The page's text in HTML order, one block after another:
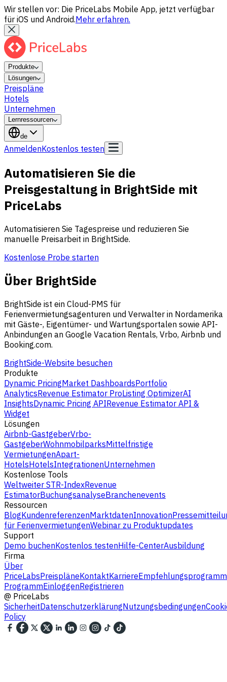
Wir stellen vor: Die PriceLabs Mobile App, jetzt verfügbar
für iOS und Android.Mehr erfahren.
Produkte
Lösungen
Preispläne
Hotels
Unternehmen
Lernressourcen
de
AnmeldenKostenlos testen
Automatisieren Sie die
Preisgestaltung in BrightSide mit
PriceLabs
Automatisieren Sie Tagespreise und reduzieren Sie
manuelle Preisarbeit in BrightSide.
Kostenlose Probe starten
Über BrightSide
BrightSide ist ein Cloud-PMS für
Ferienvermietungsagenturen und Verwalter in Nordamerika
mit Gäste-, Eigentümer- und Wartungsportalen sowie API-
Anbindungen an Google Vacation Rentals, Vrbo, Airbnb und
Booking.com.
BrightSide-Website besuchen
Produkte
Dynamic PricingMarket DashboardsPortfolio
AnalyticsRevenue Estimator ProListing OptimizerAI
InsightsDynamic Pricing APIRevenue Estimator API &
Widget
Lösungen
Airbnb-GastgeberVrbo-
GastgeberWohnmobilparksMittelfristige
VermietungenApart-
HotelsHotelsIntegrationenUnternehmen
Kostenlose Tools
Weltweiter STR-IndexRevenue
EstimatorBuchungsanalyseBranchenevents
Ressourcen
BlogKundenreferenzenMarktdatenInnovation
für FerienvermietungenWebinar zu Produktupdates
Support
Demo buchenKostenlos testenHilfe-CenterAusbildung
Firma
Über
PriceLabsPreispläneKontaktKarriereEmpfehlungsprogramm
ProgrammEinloggenRegistrieren
@ PriceLabs
SicherheitDatenschutzerklärungNutzungsbedingungen
Policy